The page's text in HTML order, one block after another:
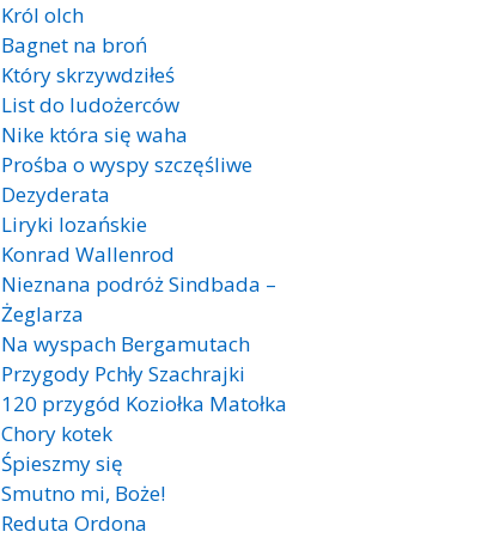
Król olch
Bagnet na broń
Który skrzywdziłeś
List do ludożerców
Nike która się waha
Prośba o wyspy szczęśliwe
Dezyderata
Liryki lozańskie
Konrad Wallenrod
Nieznana podróż Sindbada –
Żeglarza
Na wyspach Bergamutach
Przygody Pchły Szachrajki
120 przygód Koziołka Matołka
Chory kotek
Śpieszmy się
Smutno mi, Boże!
Reduta Ordona